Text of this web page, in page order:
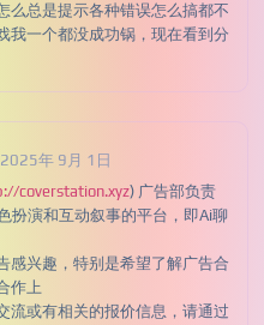
么总是提示各种错误怎么搞都不
我一个都没成功锅，现在看到分
2025年 9月 1日
coverstation.xyz) 广告部负责
扮演和互动叙事的平台，即Ai聊
感兴趣，特别是希望了解广告合
作上
流或有相关的报价信息，请通过